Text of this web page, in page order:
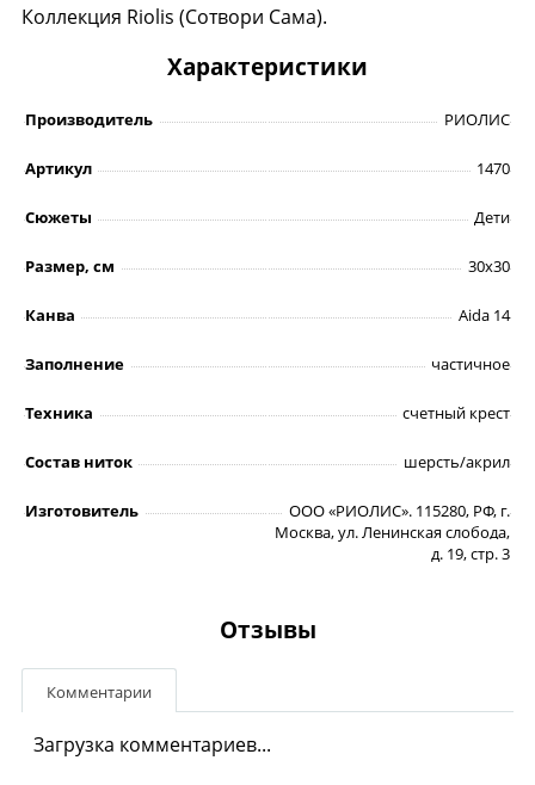
Коллекция Riolis (Сотвори Сама).
Характеристики
Производитель РИОЛИС
Артикул 1470
Сюжеты Дети
Размер, см 30х30
Канва Aida 14
Заполнение частичное
Техника счетный крест
Состав ниток шерсть/акрил
Изготовитель
ООО «РИОЛИС». 115280, РФ, г.
Москва, ул. Ленинская слобода,
д. 19, стр. 3
Отзывы
Комментарии
Загрузка комментариев...